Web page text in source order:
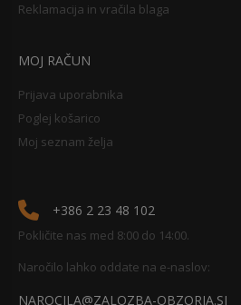
Reklamacija in vračila blaga
MOJ RAČUN
Prijava uporabnika
Poglej košarico
Moj seznam želja
+386 2 23 48 102
Pokličite nas med 8:00 do 14:00.
Naročilo lahko oddate na e-naslov:
NAROCILA@ZALOZBA-OBZORJA.SI